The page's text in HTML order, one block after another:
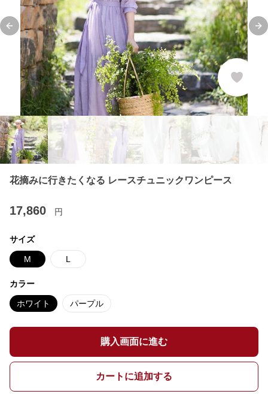
Previous slide
花摘みに行きたくなる レースチュニックワンピース
17,860 円
サイズ
M L
カラー
ホワイト パープル
購入画面に進む
カートに追加する